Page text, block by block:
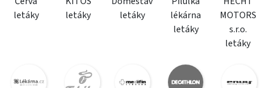
letáky
letáky
letáky
lékárna
letáky
MOTORS
s.r.o.
letáky